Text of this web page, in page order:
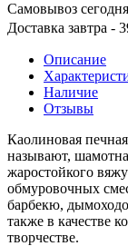
Самовывоз
Доставка завтра -
Описание
Наличие
Отзывы
Каолиновая
называют,
жаростойкого
обмуровочных
барбекю,
также в качестве
творчестве.